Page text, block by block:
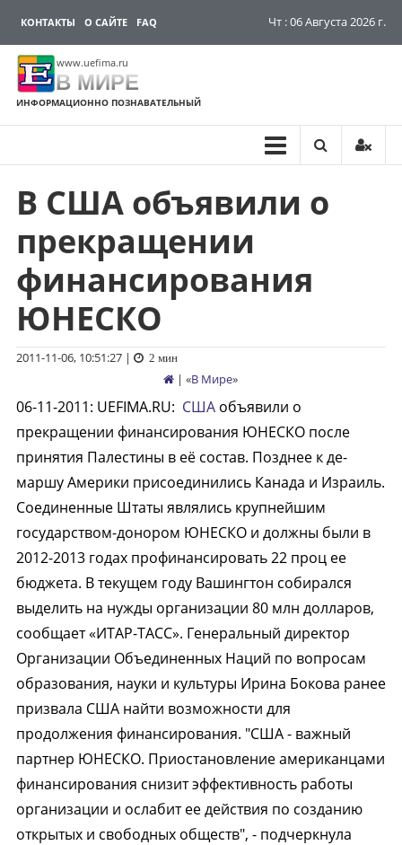
КОНТАКТЫ О САЙТЕ FAQ Чт : 06 Августа 2026 г.
www.uefima.ru
В МИРЕ
ИНФОРМАЦИОННО ПОЗНАВАТЕЛЬНЫЙ
Перейти
содержимому
В США объявили о
прекращении
финансирования
ЮНЕСКО
2011-11-06, 10:51:27| 2 мин
| «В Мире»
06-11-2011: UEFIMA.RU: СШАобъявили о
прекращении финансирования ЮНЕСКО после
принятия Палестины в её состав. Позднее к де-
маршу Америки присоединились Канада и Израиль.
Соединенные Штаты являлись крупнейшим
государством-донором ЮНЕСКО и должны были в
2012-2013 годах профинансировать 22 проц ее
бюджета. В текущем году Вашингтон собирался
выделить на нужды организации 80 млн долларов,
сообщает «ИТАР-ТАСС». Генеральный директор
Организации Объединенных Наций по вопросам
образования, науки и культуры Ирина Бокова ранее
призвала США найти возможности для
продолжения финансирования. "США - важный
партнер ЮНЕСКО. Приостановление американцами
финансирования снизит эффективность работы
организации и ослабит ее действия по созданию
открытых и свободных обществ", - подчеркнула